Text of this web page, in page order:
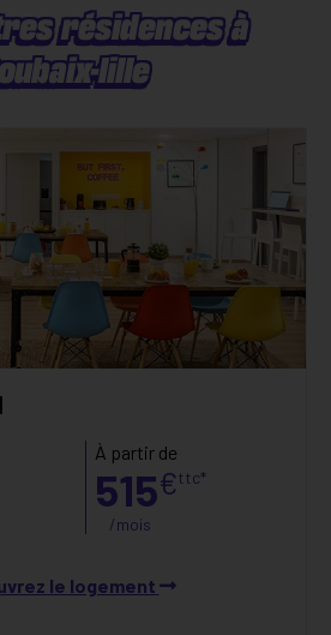
résidences à
lille
À partir de
515€ttc*
/mois
le logement